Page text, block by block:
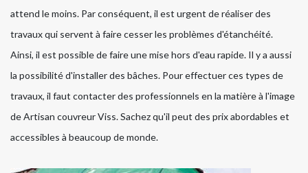
attend le moins. Par conséquent, il est urgent de réaliser des
travaux qui servent à faire cesser les problèmes d'étanchéité.
Ainsi, il est possible de faire une mise hors d'eau rapide. Il y a aussi
la possibilité d'installer des bâches. Pour effectuer ces types de
travaux, il faut contacter des professionnels en la matière à l'image
de Artisan couvreur Viss. Sachez qu'il peut des prix abordables et
accessibles à beaucoup de monde.